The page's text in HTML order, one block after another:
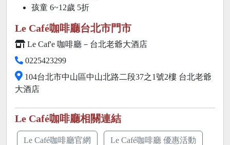
孩童 6~12歲 5折
Le Café咖啡廳台北市門市
Le Caf'e 咖啡廳－台北老爺大酒店
0225423299
104台北市中山區中山北路二段37之1號2樓 台北老爺
大酒店
Le Café咖啡廳相關連結
Le Café咖啡廳官網 Le Café咖啡廳 優惠活動